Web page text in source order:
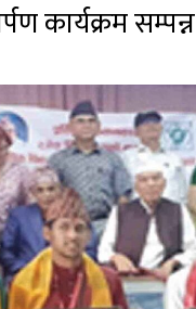
कार्यक्रम सम्पन्न